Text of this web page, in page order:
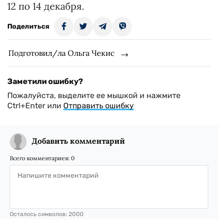
12 по 14 декабря.
Поделиться
Подготовил/ла Ольга Чекис
Заметили ошибку?
Пожалуйста, выделите ее мышкой и нажмите
Ctrl+Enter или Отправить ошибку
Добавить комментарий
Всего комментариев: 0
Осталось символов: 2000